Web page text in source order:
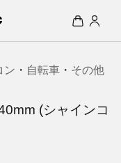
ン ・ 自転車 ・ その他
(シャインコ